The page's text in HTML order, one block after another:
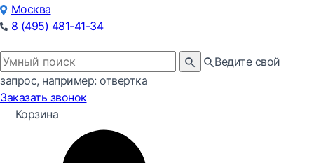
Москва
8 (495) 481-41-34
Ведите свой
запрос, например: отвертка
Заказать звонок
Корзина